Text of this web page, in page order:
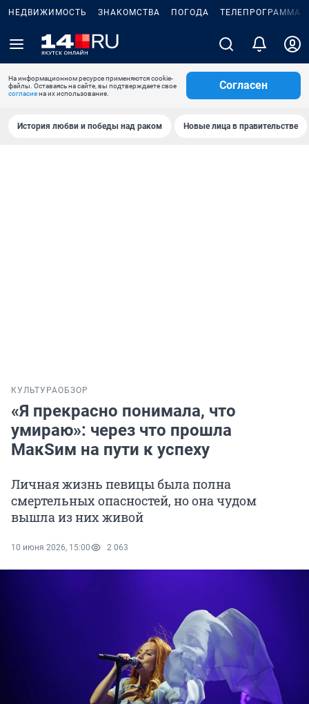
НЕДВИЖИМОСТЬ ЗНАКОМСТВА ПОГОДА ТЕЛЕПРОГРАММА
На информационном ресурсе применяются cookie-
файлы. Оставаясь на сайте, вы подтверждаете свое
согласиена их использование.
Согласен
История любви и победы над раком Новые лица в правительстве
КУЛЬТУРАОБЗОР
«Я прекрасно понимала, что
умираю»: через что прошла
МакSим на пути к успеху
Личная жизнь певицы была полна
смертельных опасностей, но она чудом
вышла из них живой
10 июня 2026, 15:00 2 063